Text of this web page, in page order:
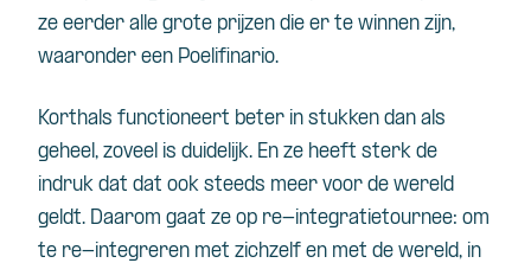
ze eerder alle grote prijzen die er te winnen zijn,
waaronder een Poelifinario.
Korthals functioneert beter in stukken dan als
geheel, zoveel is duidelijk. En ze heeft sterk de
indruk dat dat ook steeds meer voor de wereld
geldt. Daarom gaat ze op re-integratietournee: om
te re-integreren met zichzelf en met de wereld, in